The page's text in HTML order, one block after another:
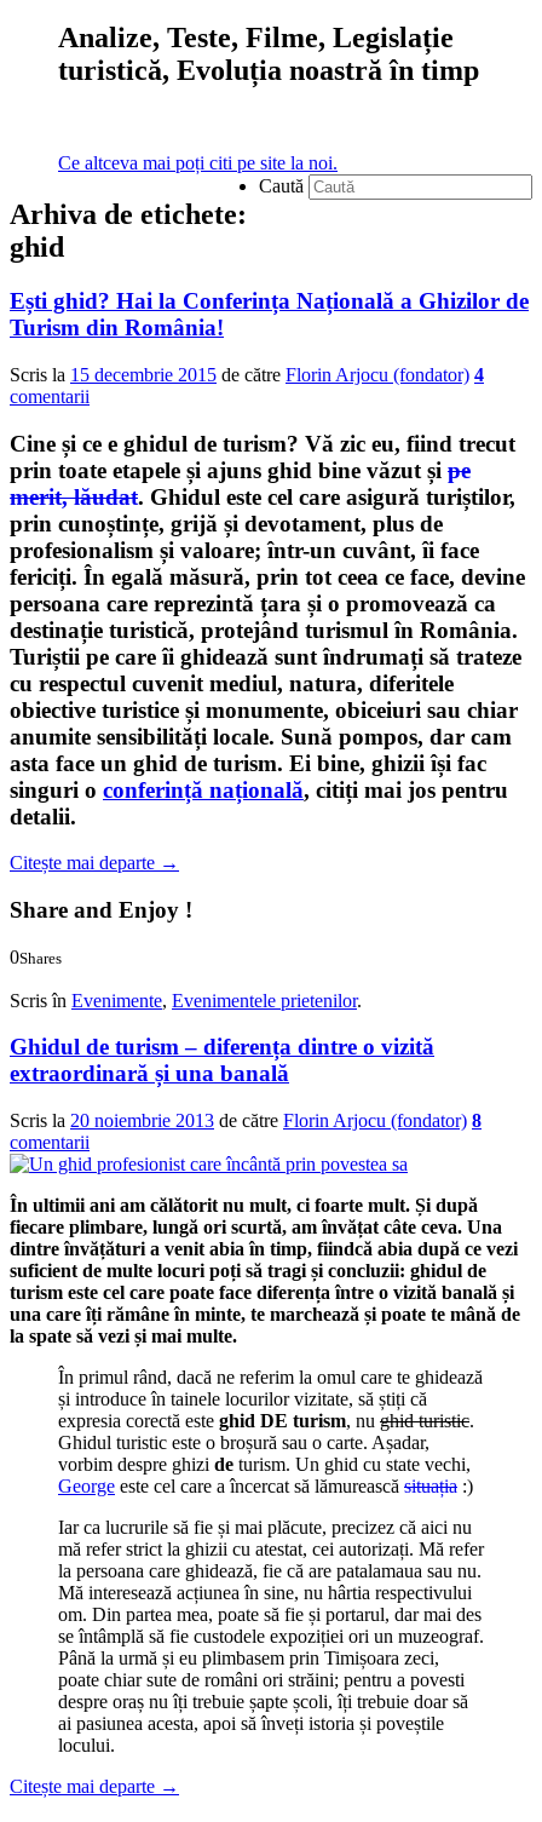
Analize, Teste, Filme, Legislație
turistică, Evoluția noastră în timp
Ce altceva mai poți citi pe site la noi.
Caută
Arhiva de etichete:
ghid
Ești ghid? Hai la Conferința Națională a Ghizilor de
Turism din România!
Scris la 15 decembrie 2015 de către Florin Arjocu (fondator) 4
comentarii
Cine și ce e ghidul de turism? Vă zic eu, fiind trecut
prin toate etapele și ajuns ghid bine văzut și pe
merit, lăudat. Ghidul este cel care asigură turiștilor,
prin cunoștințe, grijă și devotament, plus de
profesionalism și valoare; într-un cuvânt,îi face
fericiți. În egală măsură, prin tot ceea ce face, devine
persoana care reprezintă țara și o promovează ca
destinație turistică, protejând turismul în România.
Turiștii pe care îi ghidează sunt îndrumați să trateze
cu respectul cuvenit mediul, natura, diferitele
obiective turistice și monumente, obiceiuri sau chiar
anumite sensibilități locale. Sună pompos, dar cam
asta face un ghid de turism. Ei bine, ghizii își fac
singuri o conferință națională, citiți mai jos pentru
detalii.
Citește mai departe →
Share and Enjoy !
0Shares
Scris în Evenimente, Evenimentele prietenilor.
Ghidul de turism – diferența dintre o vizită
extraordinară și una banală
Scris la 20 noiembrie 2013 de către Florin Arjocu (fondator) 8
comentarii
În ultimii ani am călătorit nu mult, ci foarte mult. Și după
fiecare plimbare, lungă ori scurtă, am învățat câte ceva. Una
dintre învățături a venit abia în timp, fiindcă abia după ce vezi
suficient de multe locuri poți să tragi și concluzii: ghidul de
turism este cel care poate face diferența între o vizită banală și
una care îți rămâne în minte, te marchează și poate te mână de
la spate să vezi și mai multe.
În primul rând, dacă ne referim la omul care te ghidează
și introduce în tainele locurilor vizitate, să știți că
expresia corectă este ghid DE turism, nu ghid turistic.
Ghidul turistic este o broșură sau o carte. Așadar,
vorbim despre ghizi de turism. Un ghid cu state vechi,
George este cel care a încercat să lămurească situația :)
Iar ca lucrurile să fie și mai plăcute, precizez că aici nu
mă refer strict la ghizii cu atestat, cei autorizați. Mă refer
la persoana care ghidează, fie că are patalamaua sau nu.
Mă interesează acțiunea în sine, nu hârtia respectivului
om. Din partea mea, poate să fie și portarul, dar mai des
se întâmplă să fie custodele expoziției ori un muzeograf.
Până la urmă și eu plimbasem prin Timișoara zeci,
poate chiar sute de români ori străini; pentru a povesti
despre oraș nu îți trebuie șapte școli, îți trebuie doar să
ai pasiunea acesta, apoi să înveți istoria și poveștile
locului.
Citește mai departe →